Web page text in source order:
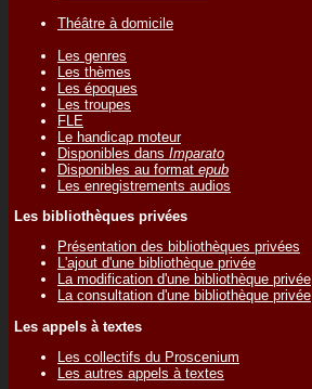
Théâtre à domicile
Les genres
Les thèmes
Les époques
Les troupes
FLE
Le handicap moteur
Disponibles dans Imparato
Disponibles au format epub
Les enregistrements audios
Les bibliothèques privées
Présentation des bibliothèques privées
L'ajout d'une bibliothèque privée
La modification d'une bibliothèque privée
La consultation d'une bibliothèque privée
Les appels à textes
Les collectifs du Proscenium
Les autres appels à textes